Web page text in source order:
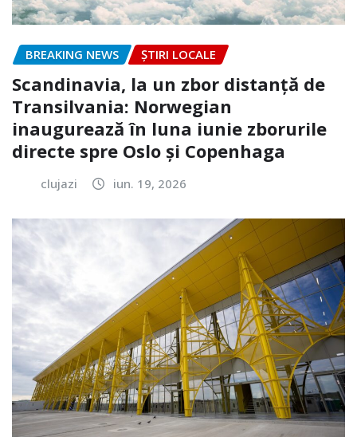
BREAKING NEWS ȘTIRI LOCALE
Scandinavia, la un zbor distanță de
Transilvania: Norwegian
inaugurează în luna iunie zborurile
directe spre Oslo și Copenhaga
clujazi iun. 19, 2026